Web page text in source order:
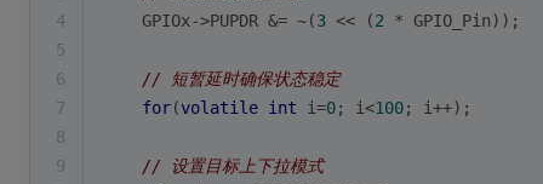
4
    GPIOx->PUPDR &= ~(
3 << (2 * GPIO_Pin));
5
6
// 短暂延时确保状态稳定
7
for(volatile int i=0; i<100; i++);
8
9
// 设置目标上下拉模式